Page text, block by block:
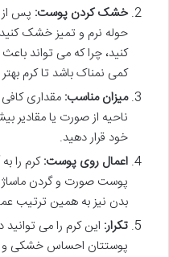
خشک کردن پوست: پس
حوله نرم و تمیز خشک
کنید، چرا که می تواند
کمی نمناک باشد تا کرم
میزان مناسب: مقداری کافی
ناحیه از صورت یا مقادیر
خود قرار دهید.
اعمال روی پوست:کرم را
پوست صورت و گردن ماساژ
بدن نیز به همین ترتیب
تکرار: این کرم را می
پوستتان احساس خشکی و